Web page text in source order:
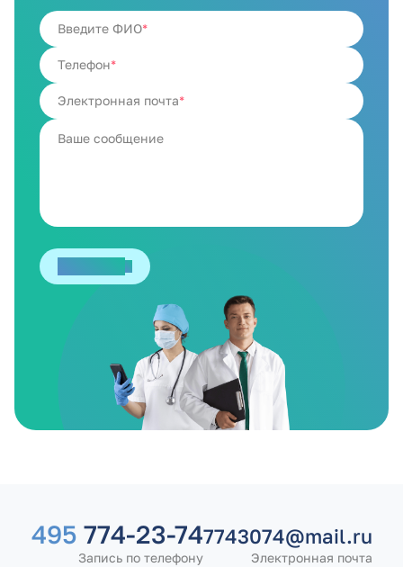
Введите ФИО
Телефон
Электронная почта
495 774-23-74
Запись по телефону
7743074@mail.ru
Электронная почта